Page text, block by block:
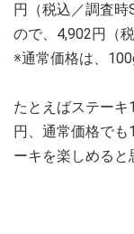
円（税込／調査時
ので、4,902円（
※通常価格は、
たとえばステー
円、通常価格でも
ーキを楽しめると